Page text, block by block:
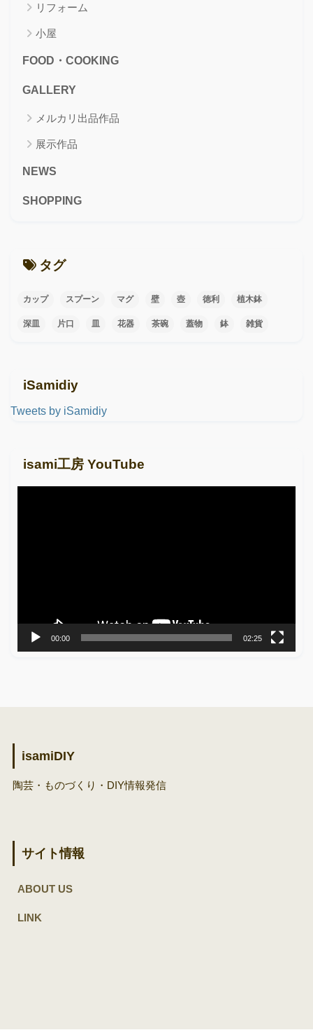
リフォーム
小屋
FOOD・COOKING
GALLERY
メルカリ出品作品
展示作品
NEWS
SHOPPING
タグ
カップ スプーン マグ 壁 壺 徳利 植木鉢
深皿 片口 皿 花器 茶碗 蓋物 鉢 雑貨
iSamidiy
Tweets by iSamidiy
isami工房 YouTube
00:00 02:25
isamiDIY
陶芸・ものづくり・DIY情報発信
サイト情報
ABOUT US
LINK